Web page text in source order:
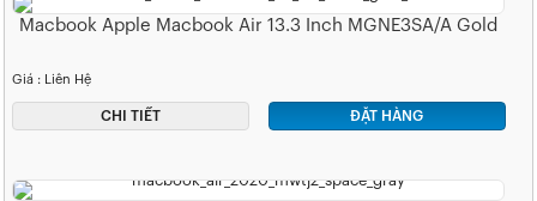
Macbook Apple Macbook Air 13.3 Inch MGNE3SA/A Gold
Giá : Liên Hệ
CHI TIẾT ĐẶT HÀNG